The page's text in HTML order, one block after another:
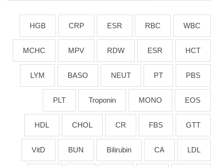
WBC
RBC
ESR
CRP
HGB
HCT
ESR
RDW
MPV
MCHC
PBS
PT
NEUT
BASO
LYM
EOS
MONO
Troponin
PLT
GTT
FBS
CR
CHOL
HDL
LDL
CA
Bilirubin
BUN
VitD